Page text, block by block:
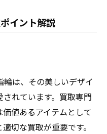
イント解説
輪は、その美しいデザイ
れています。買取専門
値あるアイテムとして
切な買取が重要です。